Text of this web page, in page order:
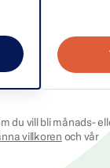
du vill bli månads-
villkoren och vår